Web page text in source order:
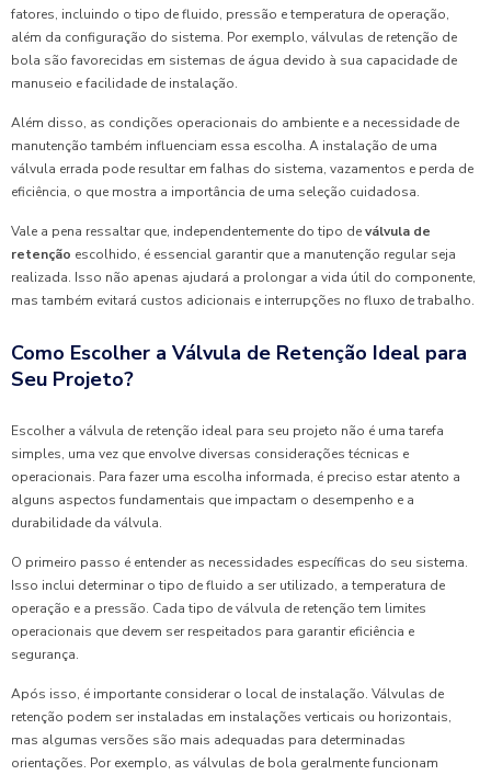
fatores, incluindo o tipo de fluido, pressão e temperatura de operação,
além da configuração do sistema. Por exemplo, válvulas de retenção de
bola são favorecidas em sistemas de água devido à sua capacidade de
manuseio e facilidade de instalação.
Além disso, as condições operacionais do ambiente e a necessidade de
manutenção também influenciam essa escolha. A instalação de uma
válvula errada pode resultar em falhas do sistema, vazamentos e perda de
eficiência, o que mostra a importância de uma seleção cuidadosa.
Vale a pena ressaltar que, independentemente do tipo deválvula de
retenção escolhido, é essencial garantir que a manutenção regular seja
realizada. Isso não apenas ajudará a prolongar a vida útil do componente,
mas também evitará custos adicionais e interrupções no fluxo de trabalho.
Como Escolher a Válvula de Retenção Ideal para
Seu Projeto?
Escolher a válvula de retenção ideal para seu projeto não é uma tarefa
simples, uma vez que envolve diversas considerações técnicas e
operacionais. Para fazer uma escolha informada, é preciso estar atento a
alguns aspectos fundamentais que impactam o desempenho e a
durabilidade da válvula.
O primeiro passo é entender as necessidades específicas do seu sistema.
Isso inclui determinar o tipo de fluido a ser utilizado, a temperatura de
operação e a pressão. Cada tipo de válvula de retenção tem limites
operacionais que devem ser respeitados para garantir eficiência e
segurança.
Após isso, é importante considerar o local de instalação. Válvulas de
retenção podem ser instaladas em instalações verticais ou horizontais,
mas algumas versões são mais adequadas para determinadas
orientações. Por exemplo, as válvulas de bola geralmente funcionam